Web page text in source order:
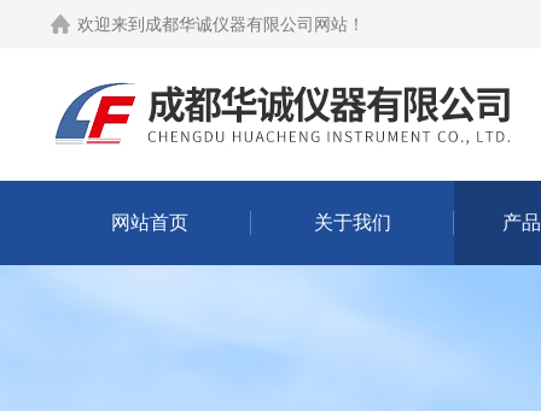
欢迎来到 成都华诚仪器有限公司网站 ！
网站首页 关于我们 产